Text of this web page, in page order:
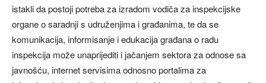
istakli da postoji potreba za izradom vodiča za inspekcijske
organe o saradnji s udruženjima i građanima, te da se
komunikacija, informisanje i edukacija građana o radu
inspekcija može unaprijediti i jačanjem sektora za odnose sa
javnošću, internet servisima odnosno portalima za